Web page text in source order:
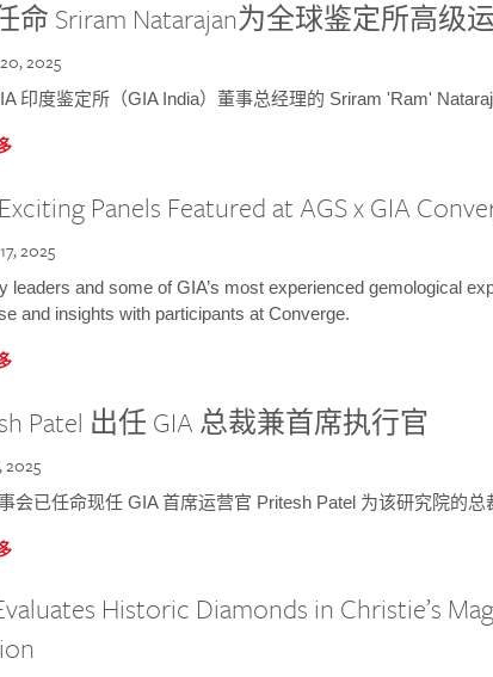
命 Sriram Natarajan为全球鉴定所高级
2025
印度鉴定所（GIA India）董事总经理的 Sriram 'Ram'
Panels Featured at AGS x GIA
2025
leaders and some of GIA’s most experienced gemological
and insights with participants at Converge.
Patel 出任 GIA 总裁兼首席执行官
2025
会已任命现任 GIA 首席运营官 Pritesh Patel 为该研究院的总
Historic Diamonds in Christie’s